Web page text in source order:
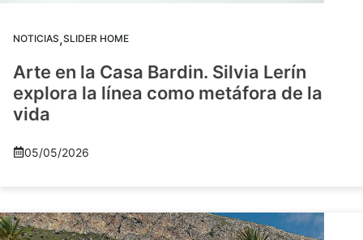
NOTICIAS,SLIDER HOME
Arte en la Casa Bardin. Silvia Lerín
explora la línea como metáfora de la
vida
05/05/2026